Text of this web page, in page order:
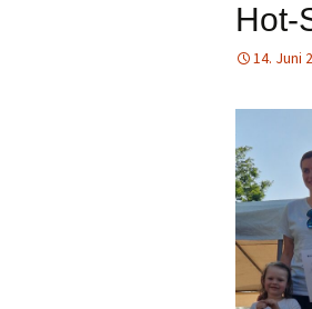
Hot-
14. Juni